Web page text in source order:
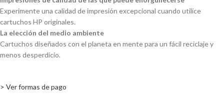
Experimente una calidad de impresión excepcional cuando utilice
cartuchos HP originales.
La elección del medio ambiente
Cartuchos diseñados con el planeta en mente para un fácil reciclaje y
menos desperdicio.
> Ver formas de pago